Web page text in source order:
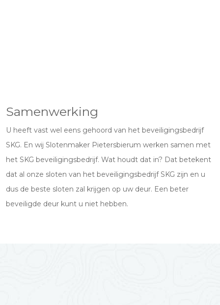
Samenwerking
U heeft vast wel eens gehoord van het beveiligingsbedrijf
SKG. En wij Slotenmaker Pietersbierum werken samen met
het SKG beveiligingsbedrijf. Wat houdt dat in? Dat betekent
dat al onze sloten van het beveiligingsbedrijf SKG zijn en u
dus de beste sloten zal krijgen op uw deur. Een beter
beveiligde deur kunt u niet hebben.